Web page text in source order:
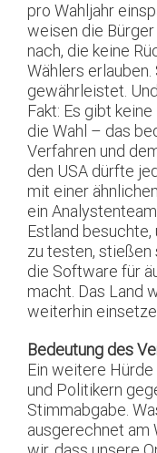
pro Wahljahr
weisen die
nach, die keine
Wählers
gewährleistet.
Fakt: Es gibt
die Wahl – das
Verfahren und
den USA dürfte
mit einer
ein
Estland
zu testen,
die Software für
macht. Das Land
weiterhin
Bedeutung des
Ein weitere
und Politikern
Stimmabgabe.
ausgerechnet am